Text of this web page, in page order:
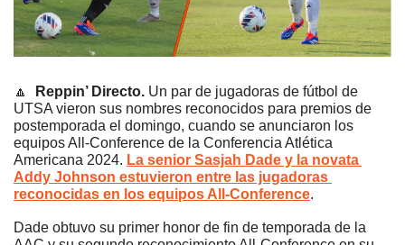
🔼 Reppin’ Directo. Un par de jugadoras de fútbol de
UTSA vieron sus nombres reconocidos para premios de
postemporada el domingo, cuando se anunciaron los
equipos All-Conference de la Conferencia Atlética
Americana 2024. La senior Sasjah Dade y la novata
Addy Johnson estuvieron entre las jugadoras
reconocidas en los equipos All-Conference.
Dade obtuvo su primer honor de fin de temporada de la